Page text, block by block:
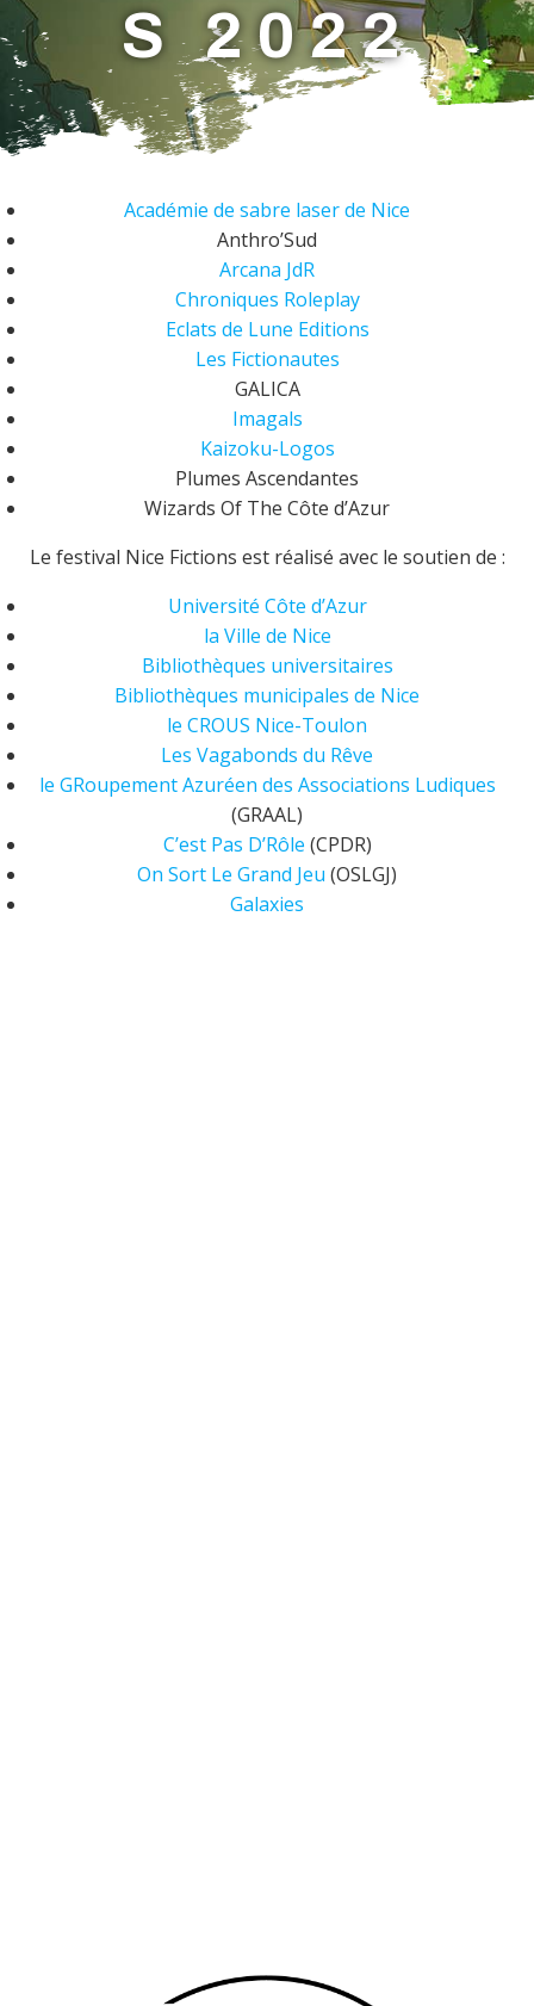
S 2022
Académie de sabre laser de Nice
Anthro’Sud
Arcana JdR
Chroniques Roleplay
Eclats de Lune Editions
Les Fictionautes
GALICA
Imagals
Kaizoku-Logos
Plumes Ascendantes
Wizards Of The Côte d’Azur
Le festival Nice Fictions est réalisé avec le soutien de :
Université Côte d’Azur
la Ville de Nice
Bibliothèques universitaires
Bibliothèques municipales de Nice
le CROUS Nice-Toulon
Les Vagabonds du Rêve
le GRoupement Azuréen des Associations Ludiques
(GRAAL)
C’est Pas D’Rôle (CPDR)
On Sort Le Grand Jeu (OSLGJ)
Galaxies